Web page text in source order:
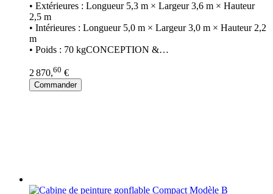
• Extérieures : Longueur 5,3 m × Largeur 3,6 m × Hauteur
2,5 m
• Intérieures : Longueur 5,0 m × Largeur 3,0 m × Hauteur 2,2
m
• Poids : 70 kgCONCEPTION &…
2 870,60 €
Commander